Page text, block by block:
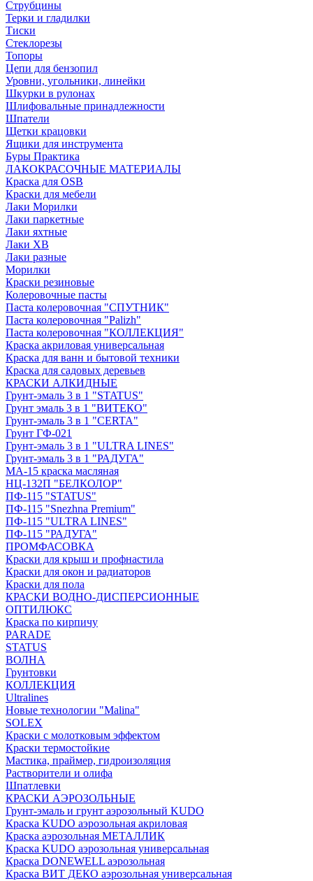
Струбцины
Терки и гладилки
Тиски
Стеклорезы
Топоры
Цепи для бензопил
Уровни, угольники, линейки
Шкурки в рулонах
Шлифовальные принадлежности
Шпатели
Щетки крацовки
Ящики для инструмента
Буры Практика
ЛАКОКРАСОЧНЫЕ МАТЕРИАЛЫ
Краска для OSB
Краски для мебели
Лаки Морилки
Лаки паркетные
Лаки яхтные
Лаки ХВ
Лаки разные
Морилки
Краски резиновые
Колеровочные пасты
Паста колеровочная "СПУТНИК"
Паста колеровочная "Palizh"
Паста колеровочная "КОЛЛЕКЦИЯ"
Краска акриловая универсальная
Краска для ванн и бытовой техники
Краска для садовых деревьев
КРАСКИ АЛКИДНЫЕ
Грунт-эмаль 3 в 1 "STATUS"
Грунт эмаль 3 в 1 "ВИТЕКО"
Грунт-эмаль 3 в 1 "CERTA"
Грунт ГФ-021
Грунт-эмаль 3 в 1 "ULTRA LINES"
Грунт-эмаль 3 в 1 "РАДУГА"
МА-15 краска масляная
НЦ-132П "БЕЛКОЛОР"
ПФ-115 "STATUS"
ПФ-115 "Snezhna Premium"
ПФ-115 "ULTRA LINES"
ПФ-115 "РАДУГА"
ПРОМФАСОВКА
Краски для крыш и профнастила
Краски для окон и радиаторов
Краски для пола
КРАСКИ ВОДНО-ДИСПЕРСИОННЫЕ
ОПТИЛЮКС
Краска по кирпичу
PARADE
STATUS
ВОЛНА
Грунтовки
КОЛЛЕКЦИЯ
Ultralines
Новые технологии "Malina"
SOLEX
Краски с молотковым эффектом
Краски термостойкие
Мастика, праймер, гидроизоляция
Растворители и олифа
Шпатлевки
КРАСКИ АЭРОЗОЛЬНЫЕ
Грунт-эмаль и грунт аэрозольный KUDO
Краска KUDO аэрозольная акриловая
Краска аэрозольная МЕТАЛЛИК
Краска KUDO аэрозольная универсальная
Краска DONEWELL аэрозольная
Краска ВИТ ДЕКО аэрозольная универсальная